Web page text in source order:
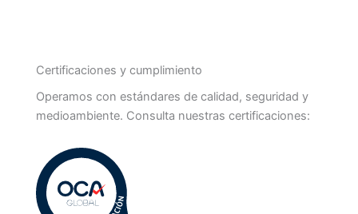
Certificaciones y cumplimiento
Operamos con estándares de calidad, seguridad y
medioambiente. Consulta nuestras certificaciones: